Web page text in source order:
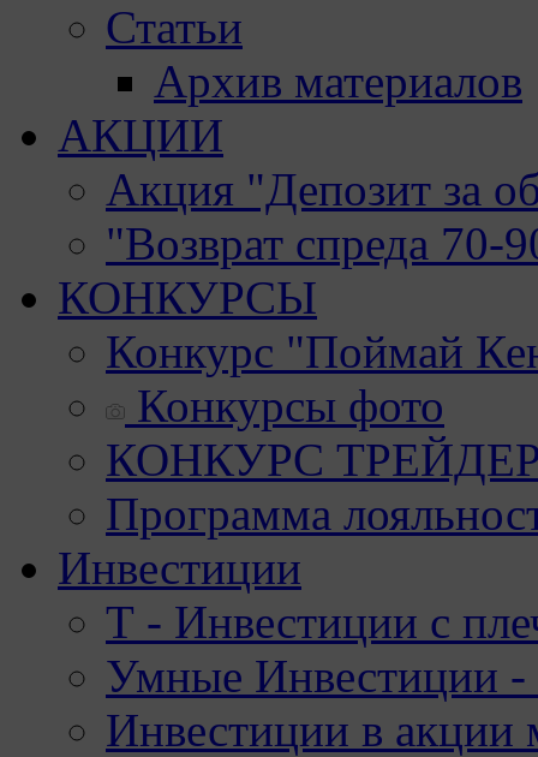
Статьи
Архив материалов
АКЦИИ
Акция "Депозит за
"Возврат спреда 70-
КОНКУРСЫ
Конкурс "Поймай
Конкурсы фото
КОНКУРС
Программа
Инвестиции
Т - Инвестиции с
Умные Инвестиции -
Инвестиции в акции